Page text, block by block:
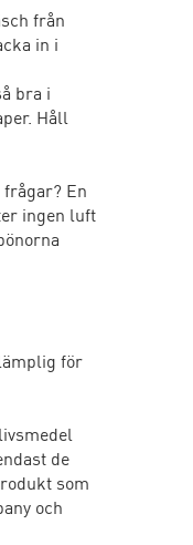
från
in i
bra i
Håll
En
ingen luft
för
de
som
och